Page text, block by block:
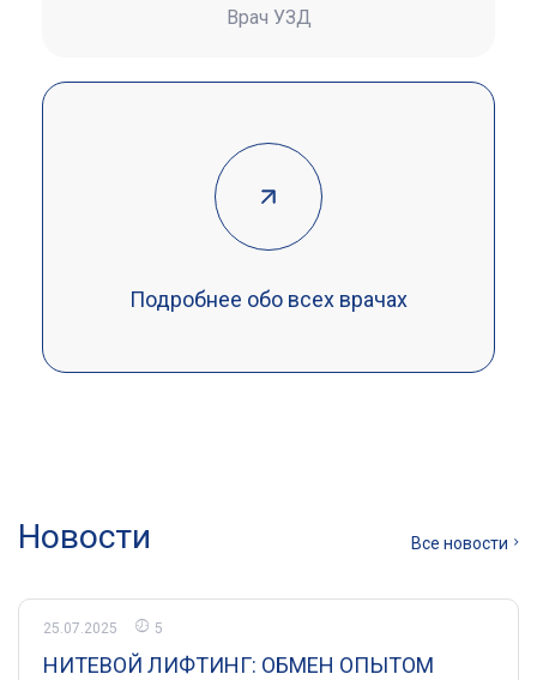
Врач УЗД
Подробнее обо всех врачах
Новости Все новости
25.07.2025 5
НИТЕВОЙ ЛИФТИНГ: ОБМЕН ОПЫТОМ